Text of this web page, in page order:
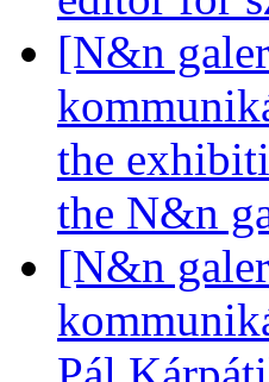
[N&n
the
the N&n
[N&n